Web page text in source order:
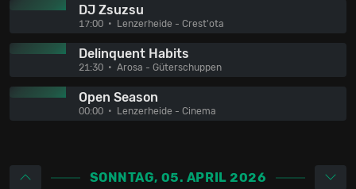
DJ Zsuzsu
17:00 Lenzerheide - Crest'ota
Delinquent Habits
21:30 Arosa - Güterschuppen
Open Season
00:00 Lenzerheide - Cinema
SONNTAG, 05. APRIL 2026